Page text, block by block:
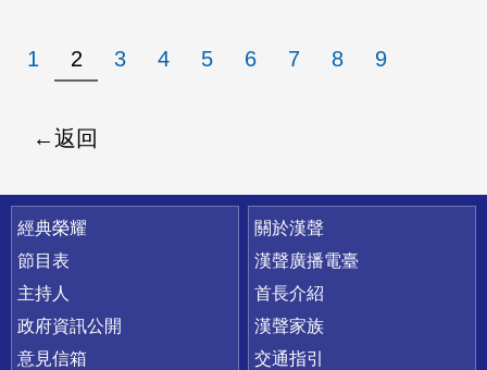
1 2 3 4 5 6 7 8 9
返回
快速連結
經典榮耀
節目表
主持人
政府資訊公開
意見信箱
關於漢聲
漢聲廣播電臺
首長介紹
漢聲家族
交通指引